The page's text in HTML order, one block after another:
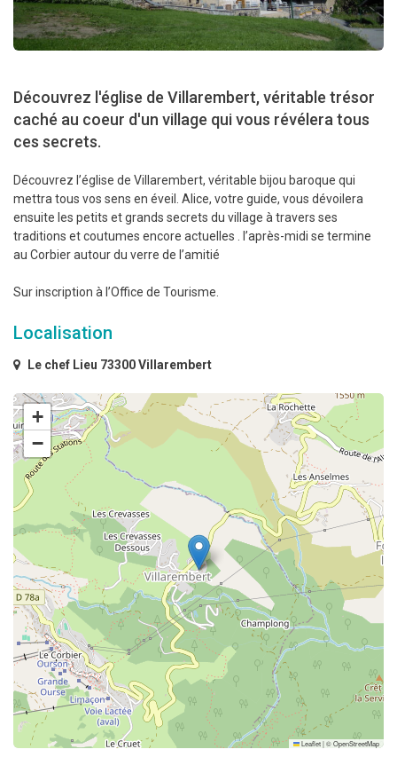
Découvrez l'église de Villarembert, véritable trésor
caché au coeur d'un village qui vous révélera tous
ces secrets.
Découvrez l’église de Villarembert, véritable bijou baroque qui
mettra tous vos sens en éveil. Alice, votre guide, vous dévoilera
ensuite les petits et grands secrets du village à travers ses
traditions et coutumes encore actuelles . l’après-midi se termine
au Corbier autour du verre de l’amitié
Sur inscription à l’Office de Tourisme.
Localisation
Le chef Lieu 73300 Villarembert
+
−
Leaflet|©OpenStreetMap